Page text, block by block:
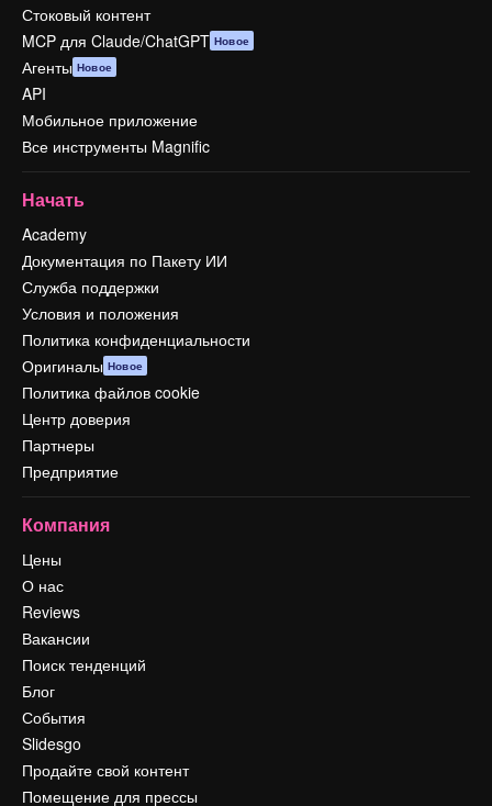
Стоковый контент
MCP для Claude/ChatGPT Новое
Агенты Новое
API
Мобильное приложение
Все инструменты Magnific
Начать
Academy
Документация по Пакету ИИ
Служба поддержки
Условия и положения
Политика конфиденциальности
Оригиналы Новое
Политика файлов cookie
Центр доверия
Партнеры
Предприятие
Компания
Цены
О нас
Reviews
Вакансии
Поиск тенденций
Блог
События
Slidesgo
Продайте свой контент
Помещение для прессы